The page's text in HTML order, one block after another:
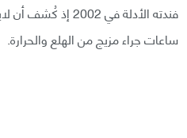
فندته الأدلة في
ساعات جراء مزيج من الهلع والحرارة.